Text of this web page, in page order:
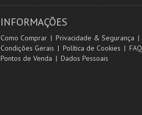
INFORMAÇÕES
Como Comprar
Privacidade & Segurança
Condições Gerais
Política de Cookies
FAQ
Pontos de Venda
Dados Pessoais